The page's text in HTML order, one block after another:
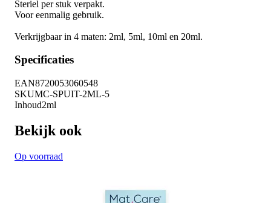
Steriel per stuk verpakt.
Voor eenmalig gebruik.
Verkrijgbaar in 4 maten: 2ml, 5ml, 10ml en 20ml.
Specificaties
EAN8720053060548
SKUMC-SPUIT-2ML-5
Inhoud2ml
Bekijk ook
Op voorraad